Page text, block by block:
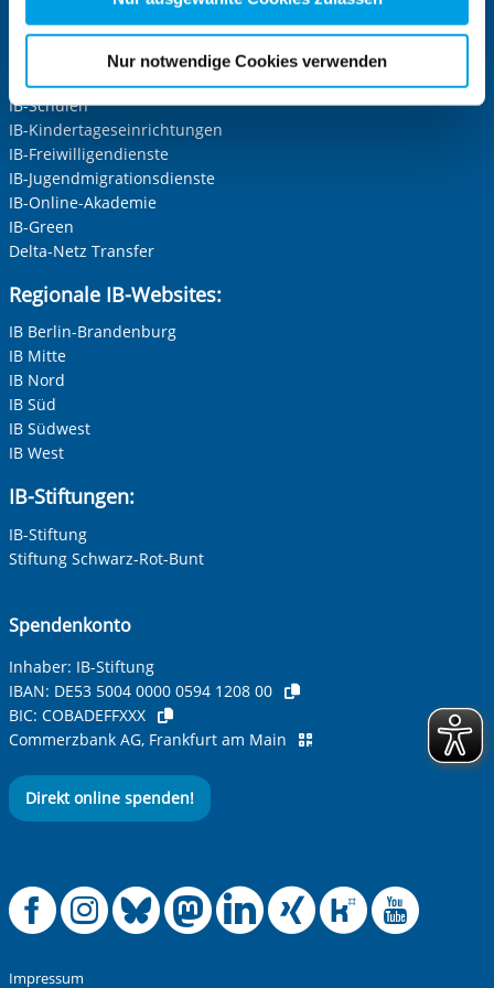
für die Zukunft widerrufen. Bitte beachten Sie: Ihre
Cookies, die erforderlich zur Bereitstellung der von Ihnen
aufgerufenen und somit gewünschten Website-
Funktionen sind. Diese Cookies setzen wir aufgrund
berechtigter Interessen und daher unabhängig von einer
Einwilligung.
Nur notwendige Cookies verwenden
Kurstabelle_B2_82_500UE.pdf
Frau
Herr
Neutrale Anrede
Unternehmen
Nachname, Vorname*
Adresse (PLZ, Ort, Strasse)
Ihre E-Mail-Adresse
Ihre Telefonnummer
Betreff ihrer Anfrage
Ihre Nachricht*
Anti-Roboter-Verifizierung
Zentrale IB-Websites:
Die Internationale Arbeit des IB
IB-Personalentwicklung
IB-Schulen
IB-Kindertageseinrichtungen
IB-Freiwilligendienste
IB-Jugendmigrationsdienste
IB-Online-Akademie
IB-Green
Delta-Netz Transfer
Regionale IB-Websites:
IB Berlin-Brandenburg
IB Mitte
IB Nord
IB Süd
IB Südwest
IB West
IB-Stiftungen:
IB-Stiftung
Stiftung Schwarz-Rot-Bunt
Spendenkonto
Inhaber: IB-Stiftung
IBAN: DE53 5004 0000 0594 1208 00
BIC: COBADEFFXXX
Commerzbank AG, Frankfurt am Main
Direkt online spenden!
Offizielle
Offizielle
Offizielle
Offizielle
Offizielle
Impressum